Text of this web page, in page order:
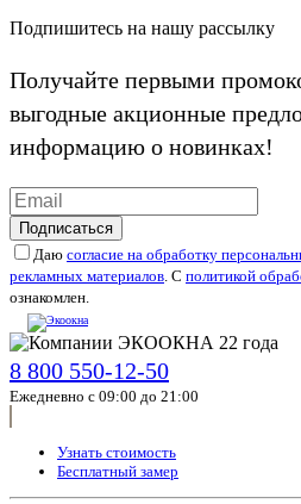
Подпишитесь на нашу рассылку
Получайте первыми
выгодные акционные
информацию о новинках!
Подписаться
Даю согласие на обработку
рекламных материалов. С политикой
ознакомлен.
8 800 550-12-50
Ежедневно с 09:00 до 21:00
Узнать стоимость
Бесплатный замер